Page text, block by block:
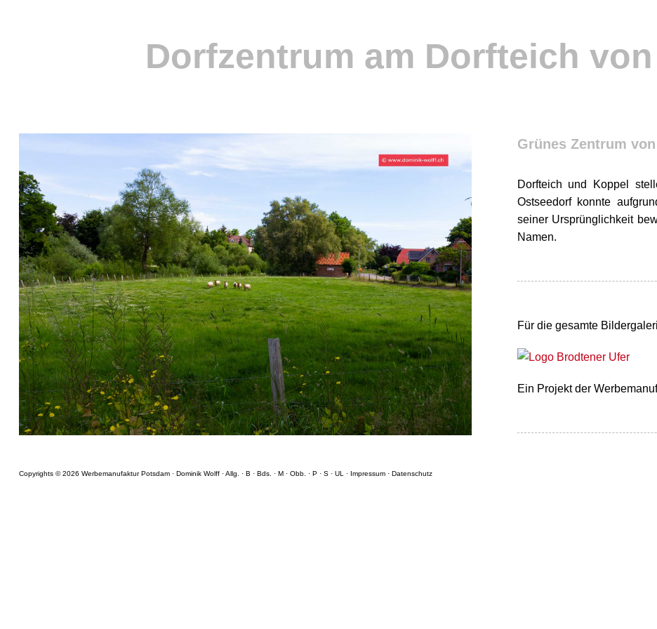
Dorfzentrum am Dorfteich
Grünes Zentrum
Dorfteich und Koppel
Ostseedorf konnte
seiner Ursprünglichkeit
Namen.
Für die gesamte
Ein Projekt der
Copyrights © 2026 Werbemanufaktur Potsdam · Dominik Wolff ·Allg. · B · Bds. · M· Obb. · P· S· UL · Impressum· Datenschutz